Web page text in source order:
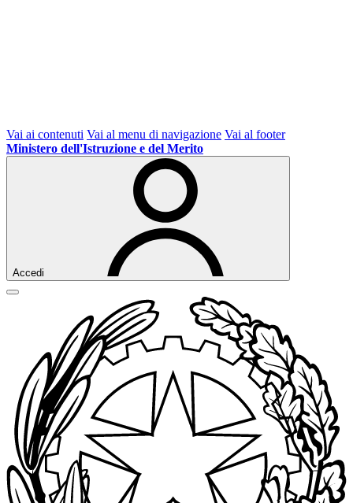
Vai ai contenuti Vai al menu di navigazione Vai al footer
Ministero dell'Istruzione e del Merito
Accedi